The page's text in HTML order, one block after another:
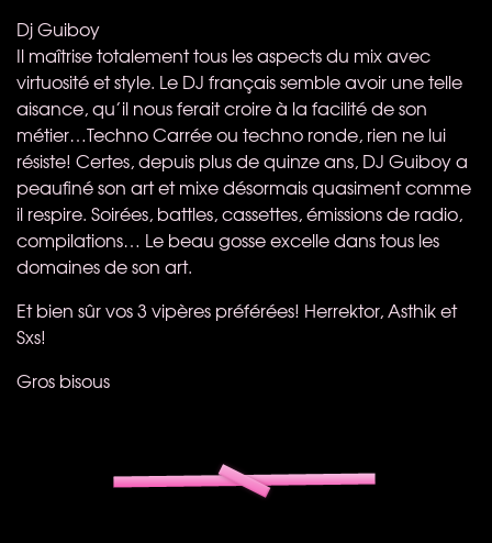
Dj Guiboy
Il maîtrise totalement tous les aspects du mix avec
virtuosité et style. Le DJ français semble avoir une telle
aisance, qu’il nous ferait croire à la facilité de son
métier…Techno Carrée ou techno ronde, rien ne lui
résiste! Certes, depuis plus de quinze ans, DJ Guiboy a
peaufiné son art et mixe désormais quasiment comme
il respire. Soirées, battles, cassettes, émissions de radio,
compilations… Le beau gosse excelle dans tous les
domaines de son art.
Et bien sûr vos 3 vipères préférées! Herrektor, Asthik et
Sxs!
Gros bisous